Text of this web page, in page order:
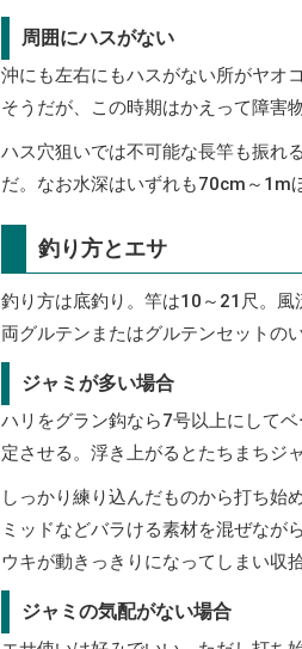
周囲にハスがない
沖にも左右にもハスがない所がヤオ
そうだが、この時期はかえって障害
ハス穴狙いでは不可能な長竿も振れ
だ。なお水深はいずれも70cm～1m
釣り方とエサ
釣り方は底釣り。竿は10～21尺。風
両グルテンまたはグルテンセットの
ジャミが多い場合
ハリをグラン鈎なら7号以上にして
定させる。浮き上がるとたちまちジ
しっかり練り込んだものから打ち始
ミッドなどバラける素材を混ぜなが
ウキが動きっきりになってしまい収
ジャミの気配がない場合